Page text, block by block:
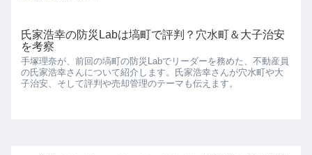
氏家浩幸の防災Labは塙町で評判？穴水町＆大子治安
を考察
手塚理奈が、前回の塙町の防災Labでリーダーを務めた、不動産員
の氏家浩幸さんについて紹介します。氏家浩幸さんが穴水町や大
子治安、そして評判や売却管理のテーマも伝えます。